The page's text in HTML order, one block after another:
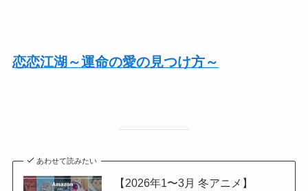
恋恋江湖～運命の愛の見つけ方～
あわせて読みたい
【2026年1〜3月 冬アニメ】